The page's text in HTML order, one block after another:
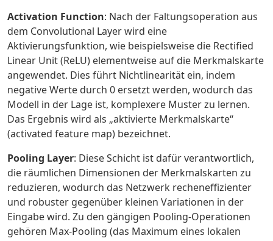
Activation Function: Nach der Faltungsoperation aus
dem Convolutional Layer wird eine
Aktivierungsfunktion, wie beispielsweise die Rectified
Linear Unit (ReLU) elementweise auf die Merkmalskarte
angewendet. Dies führt Nichtlinearität ein, indem
negative Werte durch 0 ersetzt werden, wodurch das
Modell in der Lage ist, komplexere Muster zu lernen.
Das Ergebnis wird als „aktivierte Merkmalskarte“
(activated feature map) bezeichnet.
Pooling Layer: Diese Schicht ist dafür verantwortlich,
die räumlichen Dimensionen der Merkmalskarten zu
reduzieren, wodurch das Netzwerk recheneffizienter
und robuster gegenüber kleinen Variationen in der
Eingabe wird. Zu den gängigen Pooling-Operationen
gehören Max-Pooling (das Maximum eines lokalen